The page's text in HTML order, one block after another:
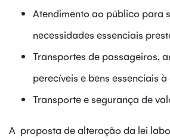
Atendimento ao público para
necessidades essenciais
Transportes de passageiros,
perecíveis e bens essenciais
Transporte e segurança de
A proposta de alteração da lei